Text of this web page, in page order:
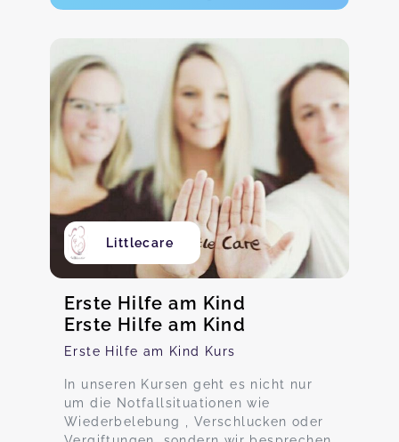
Littlecare
Erste Hilfe am Kind
Erste Hilfe am Kind
Erste Hilfe am Kind Kurs
In unseren Kursen geht es nicht nur
um die Notfallsituationen wie
Wiederbelebung , Verschlucken oder